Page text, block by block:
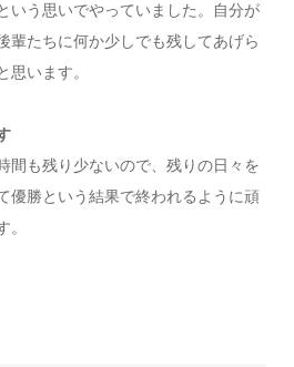
いう思いでやっていました。自分が
輩たちに何か少しでも残してあげら
思います。
間も残り少ないので、残りの日々を
優勝という結果で終われるように頑